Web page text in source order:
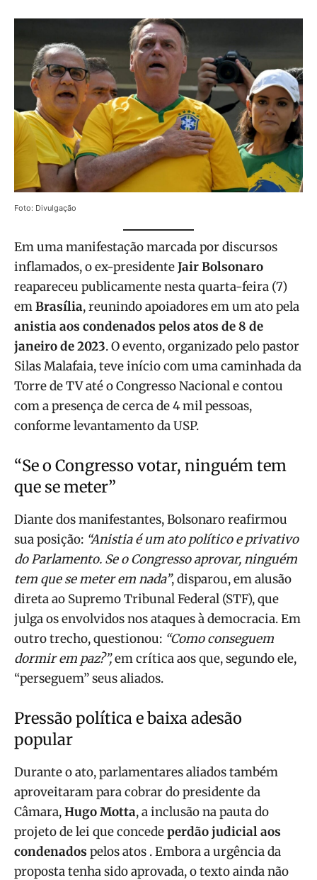
Foto: Divulgação
Em uma manifestação marcada por discursos
inflamados, o ex-presidenteJair Bolsonaro
reapareceu publicamente nesta quarta-feira (7)
emBrasília, reunindo apoiadores em um ato pela
anistia aos condenados pelos atos de 8 de
janeiro de 2023. O evento, organizado pelo pastor
Silas Malafaia, teve início com uma caminhada da
Torre de TV até o Congresso Nacional e contou
com a presença de cerca de 4 mil pessoas,
conforme levantamento da USP.
“Se o Congresso votar, ninguém tem
que se meter”
Diante dos manifestantes, Bolsonaro reafirmou
sua posição: “Anistia é um ato político e privativo
do Parlamento. Se o Congresso aprovar, ninguém
tem que se meter em nada”, disparou, em alusão
direta ao Supremo Tribunal Federal (STF), que
julga os envolvidos nos ataques à democracia. Em
outro trecho, questionou: “Como conseguem
dormir em paz?”,em crítica aos que, segundo ele,
“perseguem” seus aliados.
Pressão política e baixa adesão
popular
Durante o ato, parlamentares aliados também
aproveitaram para cobrar do presidente da
Câmara,Hugo Motta, a inclusão na pauta do
projeto de lei que concedeperdão judicial aos
condenados pelos atos . Embora a urgência da
proposta tenha sido aprovada, o texto ainda não